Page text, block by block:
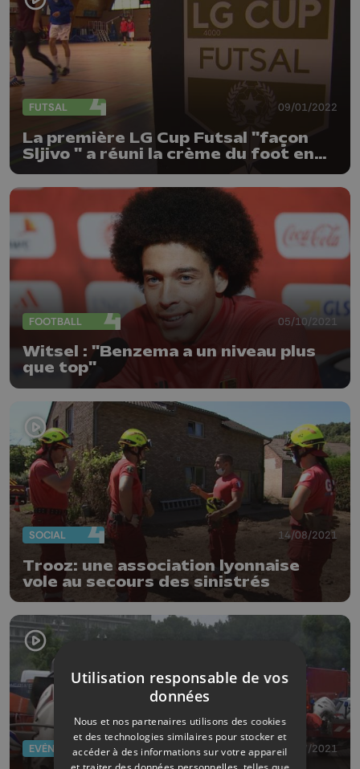
FUTSAL 09/01/2022
La première LG Cup Futsal "façon
Sljivo " a réuni la crème du foot en
salle belge
FOOTBALL 05/10/2021
Witsel : "Benzema a un niveau plus
que top"
SOCIAL 14/08/2021
Trooz: une association lyonnaise
vole au secours des sinistrés
EVÈNEMENTS 16/07/2021
Utilisation responsable de vos
données
Nous et nos partenaires utilisons des cookies
et des technologies similaires pour stocker et
accéder à des informations sur votre appareil